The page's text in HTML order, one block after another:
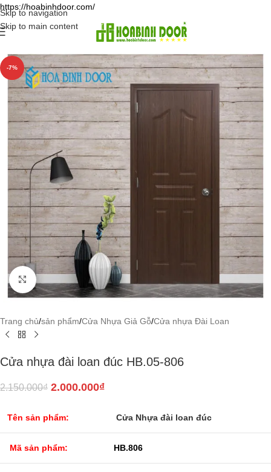
https://hoabinhdoor.com/
Skip to navigation
Skip to main content
-7%
Click to enlarge
Trang chủ/sản phẩm/Cửa Nhựa Giả Gỗ/Cửa nhựa Đài Loan
Cửa nhựa đài loan đúc HB.05-806
2.150.000₫ 2.000.000₫
Tên sản phẩm: Cửa Nhựa đài loan đúc
Mã sản phẩm: HB.806